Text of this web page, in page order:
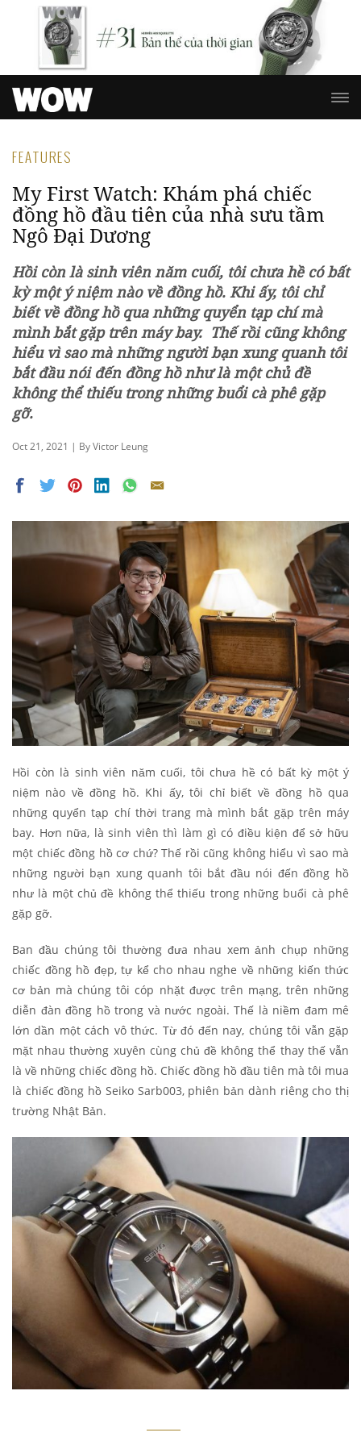
FEATURES
My First Watch: Khám phá chiếc
đồng hồ đầu tiên của nhà sưu tầm
Ngô Đại Dương
Hồi còn là sinh viên năm cuối, tôi chưa hề có bất
kỳ một ý niệm nào về đồng hồ. Khi ấy, tôi chỉ
biết về đồng hồ qua những quyển tạp chí mà
mình bắt gặp trên máy bay. Thế rồi cũng không
hiểu vì sao mà những người bạn xung quanh tôi
bắt đầu nói đến đồng hồ như là một chủ đề
không thể thiếu trong những buổi cà phê gặp
gỡ.
Oct 21, 2021 | By Victor Leung
Hồi còn là sinh viên năm cuối, tôi chưa hề có bất kỳ một ý
niệm nào về đồng hồ. Khi ấy, tôi chỉ biết về đồng hồ qua
những quyển tạp chí thời trang mà mình bắt gặp trên máy
bay. Hơn nữa, là sinh viên thì làm gì có điều kiện để sở hữu
một chiếc đồng hồ cơ chứ? Thế rồi cũng không hiểu vì sao mà
những người bạn xung quanh tôi bắt đầu nói đến đồng hồ
như là một chủ đề không thể thiếu trong những buổi cà phê
gặp gỡ.
Ban đầu chúng tôi thường đưa nhau xem ảnh chụp những
chiếc đồng hồ đẹp, tự kể cho nhau nghe về những kiến thức
cơ bản mà chúng tôi cóp nhặt được trên mạng, trên những
diễn đàn đồng hồ trong và nước ngoài. Thế là niềm đam mê
lớn dần một cách vô thức. Từ đó đến nay, chúng tôi vẫn gặp
mặt nhau thường xuyên cùng chủ đề không thể thay thế vẫn
là về những chiếc đồng hồ. Chiếc đồng hồ đầu tiên mà tôi mua
là chiếc đồng hồ Seiko Sarb003, phiên bản dành riêng cho thị
trường Nhật Bản.